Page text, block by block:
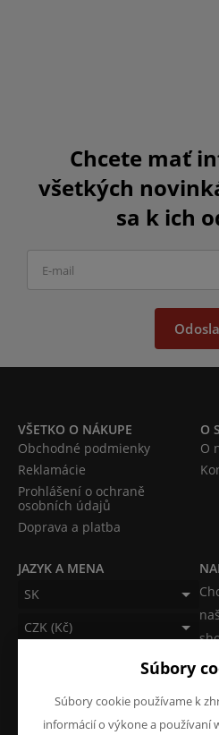
Chcete mať
všetkých
sa k ich
VŠETKO O NÁKUPE
Obchodné podmienky
Reklamácie
Prohlášení o ochraně
osobních údajů
Doprava a platba
O
O
JAZYK A MENA
SK
CZK (Kč)
Súbory
Súbory cookie používame k
informácií o výkone a používaní